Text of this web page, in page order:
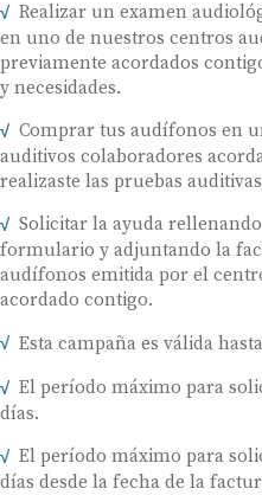
Realizar un examen
en uno de nuestros centros
previamente acordados
y necesidades.
Comprar tus audífonos en
auditivos colaboradores
realizaste las pruebas
Solicitar la ayuda
formulario y adjuntando la
audífonos emitida por el
acordado contigo.
Esta campaña es válida
El período máximo para
días.
El período máximo para
días desde la fecha de la